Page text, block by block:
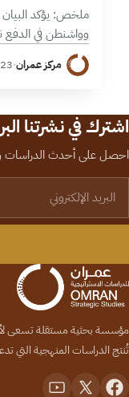
ملخص: يؤكد البيان
وواشنطن في الدفع
“المتمردة”،
سورية تخلو من
مركز عمران·23 فبراير 2016
اشترك في نشرتنا
احصل على أحدث الدراسات
مؤسسة بحثية مستقلة تسعى لأن
تُنتج الدراسات المنهجية التي